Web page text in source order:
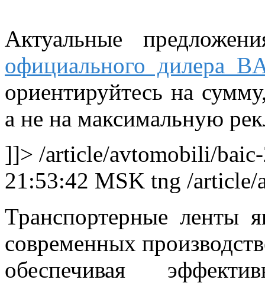
Актуальные
официального дилера
ориентируйтесь на
а не на максимальную
]]> /article/avtomobili/
21:53:42 MSK tng /article/
Транспортерные ленты
современных
обеспечивая